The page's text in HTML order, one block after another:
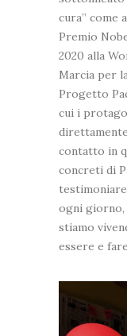
cura” come
Premio
2020 alla
Marcia per
Progetto
cui i
contatto in
concreti di
ogni
stiamo
essere e